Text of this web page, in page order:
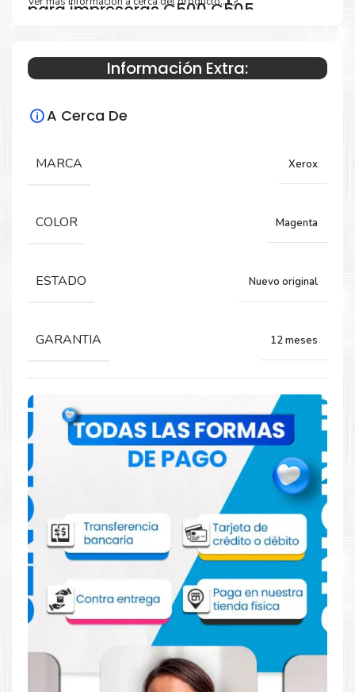
para impresoras C500 C505
Especificaciones Técnicas
Para impresoras:
C500, C505.
Comprar Toner Xerox 106R03882
Magenta para impresoras C500 C505
Aprovecha nuestra experiencia y atención para adquirir tus
productos. Tenemos promociones todos los dias. Escríbenos o
visítanos hoy para encontrar la solución perfecta para tu
impresora
Xerox, como el Toner Xerox 106R03882 Magenta
para impresoras C500 C505
Dónde comprar Toner para impresoras
C500 C505 en Lima o para provincia
Tienda autorizada por Xerox. Descubre la mejor manera de
abastecerte de
Toner Xerox 106R03882 Magenta para
Información Extra:
A Cerca De
MARCA Xerox
COLOR Magenta
ESTADO Nuevo original
GARANTIA 12 meses